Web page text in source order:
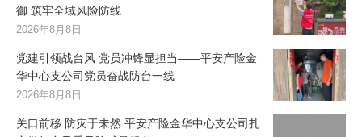
御 筑牢全域风险防线
2026年8月8日
党建引领战台风 党员冲锋显担当——平安产险金
华中心支公司党员奋战防台一线
2026年8月8日
关口前移 防灾于未然 平安产险金华中心支公司扎